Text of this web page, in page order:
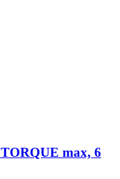
max, 6